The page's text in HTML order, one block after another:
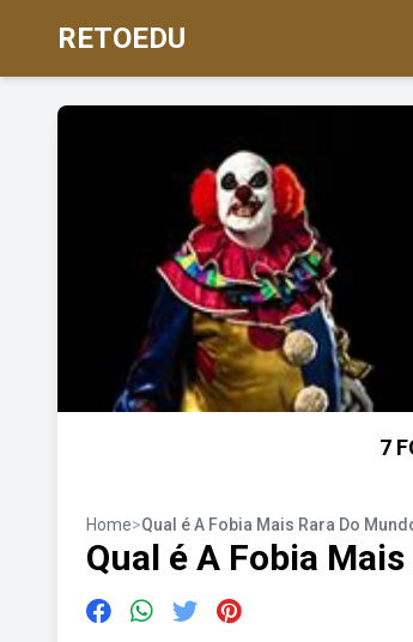
RETOEDU
7
Home>Qual é A Fobia Mais Rara Do
Qual é A Fobia